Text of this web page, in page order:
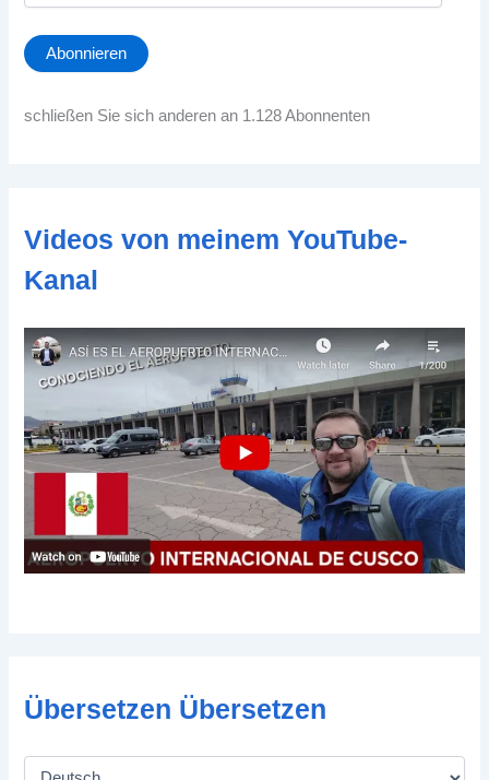
a
i
A
s
e
Abonnieren
schließen Sie sich anderen an 1.128 Abonnenten
Videos von meinem YouTube-
Kanal
Übersetzen Übersetzen